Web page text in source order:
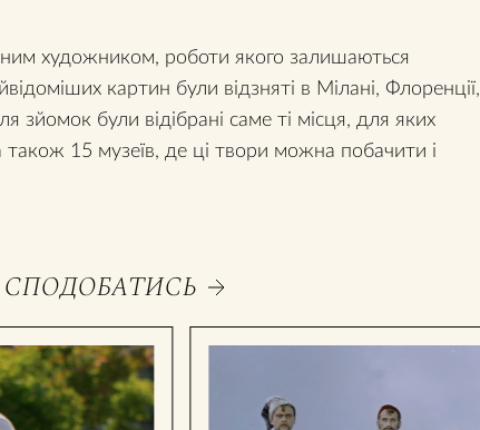
художником, роботи якого залишаються
картин були відзняті в Мілані, Флоренції,
зйомок були відібрані саме ті місця, для яких
15 музеїв, де ці твори можна побачити і